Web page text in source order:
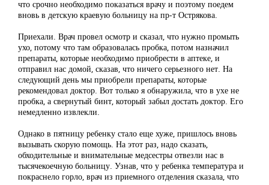
что срочно необходимо показаться врачу и поэтому поедем
вновь в детскую краевую больницу на пр-т Острякова.
Приехали. Врач провел осмотр и сказал, что нужно промыть
ухо, потому что там образовалась пробка, потом назначил
препараты, которые необходимо приобрести в аптеке, и
отправил нас домой, сказав, что ничего серьезного нет. На
следующий день мы приобрели препараты, которые
рекомендовал доктор. Вот только я обнаружила, что в ухе не
пробка, а свернутый бинт, который забыл достать доктор. Его
немедленно извлекли.
Однако в пятницу ребенку стало еще хуже, пришлось вновь
вызывать скорую помощь. На этот раз, надо сказать,
обходительные и внимательные медсестры отвезли нас в
тысячекоечную больницу. Узнав, что у ребенка температура и
покраснело горло, врач из приемного отделения сказала, что